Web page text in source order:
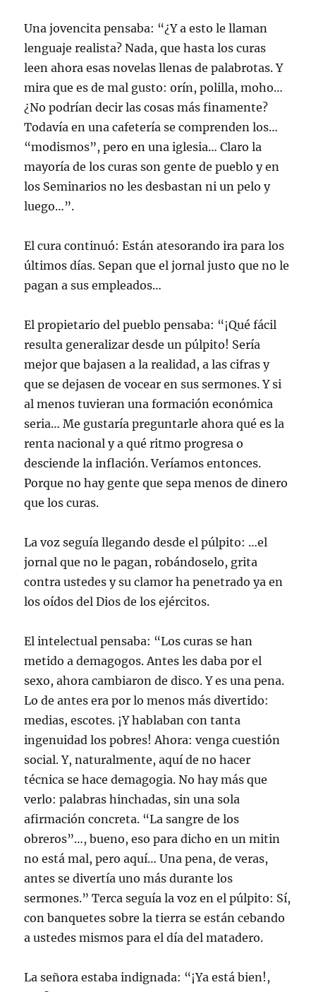
Una jovencita pensaba: “¿Y a esto le llaman
lenguaje realista? Nada, que hasta los curas
leen ahora esas novelas llenas de palabrotas. Y
mira que es de mal gusto: orín, polilla, moho…
¿No podrían decir las cosas más finamente?
Todavía en una cafetería se comprenden los…
“modismos”, pero en una iglesia… Claro la
mayoría de los curas son gente de pueblo y en
los Seminarios no les desbastan ni un pelo y
luego…”.
El cura continuó: Están atesorando ira para los
últimos días. Sepan que el jornal justo que no le
pagan a sus empleados…
El propietario del pueblo pensaba: “¡Qué fácil
resulta generalizar desde un púlpito! Sería
mejor que bajasen a la realidad, a las cifras y
que se dejasen de vocear en sus sermones. Y si
al menos tuvieran una formación económica
seria… Me gustaría preguntarle ahora qué es la
renta nacional y a qué ritmo progresa o
desciende la inflación. Veríamos entonces.
Porque no hay gente que sepa menos de dinero
que los curas.
La voz seguía llegando desde el púlpito: …el
jornal que no le pagan, robándoselo, grita
contra ustedes y su clamor ha penetrado ya en
los oídos del Dios de los ejércitos.
El intelectual pensaba: “Los curas se han
metido a demagogos. Antes les daba por el
sexo, ahora cambiaron de disco. Y es una pena.
Lo de antes era por lo menos más divertido:
medias, escotes. ¡Y hablaban con tanta
ingenuidad los pobres! Ahora: venga cuestión
social. Y, naturalmente, aquí de no hacer
técnica se hace demagogia. No hay más que
verlo: palabras hinchadas, sin una sola
afirmación concreta. “La sangre de los
obreros”…, bueno, eso para dicho en un mitin
no está mal, pero aquí… Una pena, de veras,
antes se divertía uno más durante los
sermones.” Terca seguía la voz en el púlpito: Sí,
con banquetes sobre la tierra se están cebando
a ustedes mismos para el día del matadero.
La señora estaba indignada: “¡Ya está bien!,